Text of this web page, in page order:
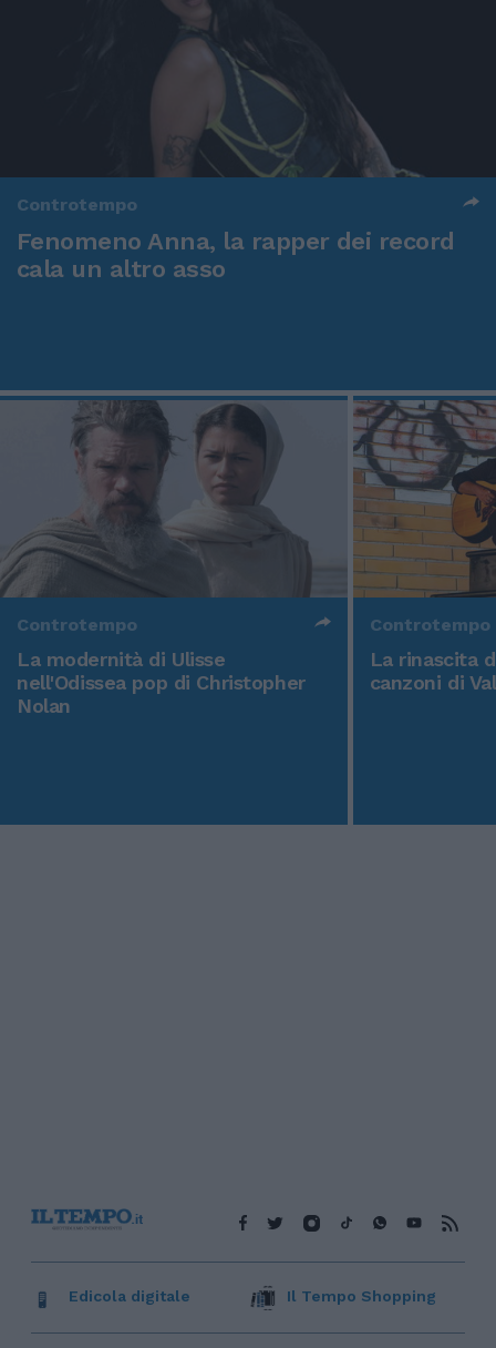
Controtempo
Fenomeno Anna, la rapper dei record
cala un altro asso
Controtempo
La modernità di Ulisse
nell'Odissea pop di Christopher
Nolan
Controtempo
La rinascita
canzoni di
Edicola digitale Il Tempo Shopping